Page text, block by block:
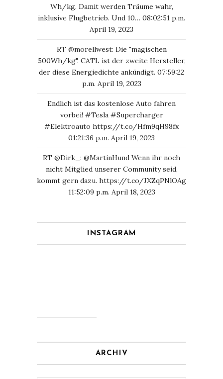
Wh/kg. Damit werden Träume wahr,
inklusive Flugbetrieb. Und 10… 08:02:51 p.m.
April 19, 2023
RT @morellwest: Die "magischen
500Wh/kg". CATL ist der zweite Hersteller,
der diese Energiedichte ankündigt. 07:59:22
p.m. April 19, 2023
Endlich ist das kostenlose Auto fahren
vorbei! #Tesla #Supercharger
#Elektroauto https://t.co/Hfm9qH98fx
01:21:36 p.m. April 19, 2023
RT @Dirk_ : @MartinHund Wenn ihr noch
nicht Mitglied unserer Community seid,
kommt gern dazu. https://t.co/JXZqPNlOAg
11:52:09 p.m. April 18, 2023
INSTAGRAM
ARCHIV